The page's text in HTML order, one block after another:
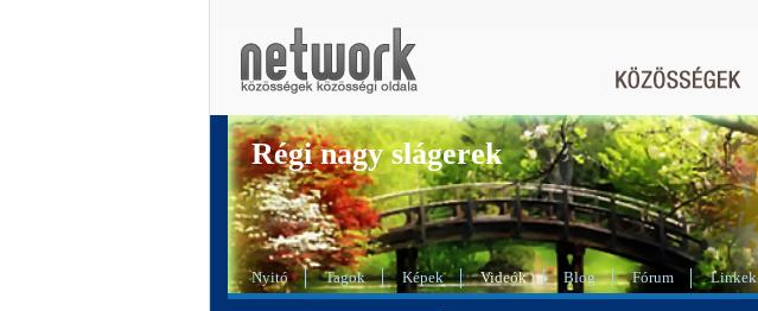
Régi nagy slágerek
Nyitó Tagok Képek Videók Blog Fórum Linkek